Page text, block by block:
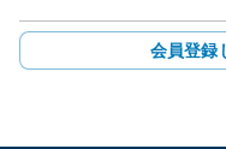
会員登録